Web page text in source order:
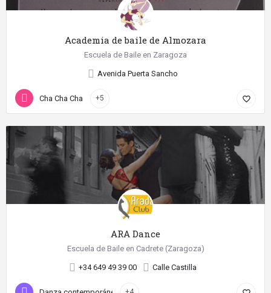
Academia de baile de Almozara
Escuela de Baile en Zaragoza
Avenida Puerta Sancho
Cha Cha Cha +5 favorite_border
ARA Dance
Escuela de Baile en Cadrete (Zaragoza)
+34 649 49 39 00 Calle Castilla